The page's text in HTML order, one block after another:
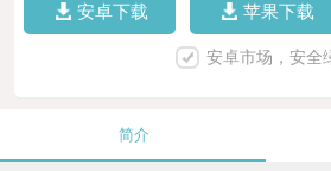
安卓下载 苹果下载
安卓市场，安全
简介